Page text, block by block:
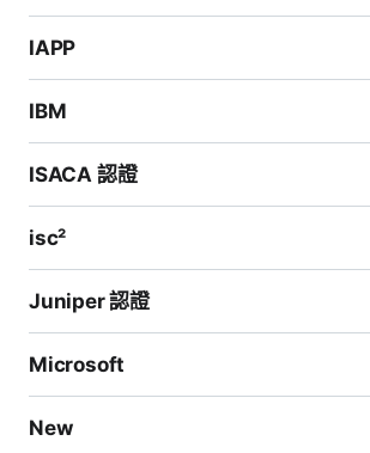
IAPP
IBM
ISACA 認證
isc²
Juniper 認證
Microsoft
New